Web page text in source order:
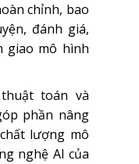
chỉnh, bao
đánh giá,
giao mô hình
toán và
phần nâng
lượng mô
nghệ AI của